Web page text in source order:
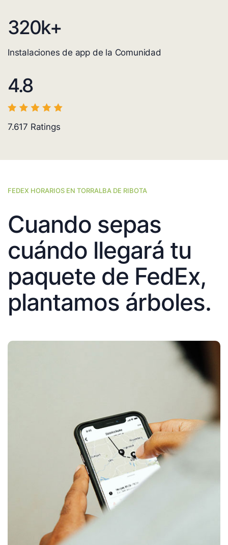
320k+
Instalaciones de app de la Comunidad
4.8
7.617 Ratings
FEDEX HORARIOS EN TORRALBA DE RIBOTA
Cuando sepas
cuándo llegará tu
paquete de FedEx,
plantamos árboles.